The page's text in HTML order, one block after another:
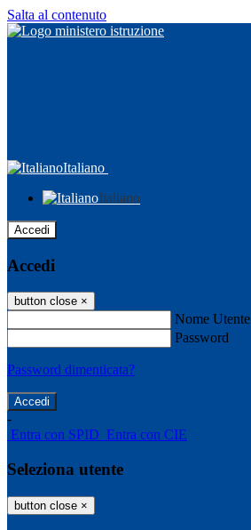
Salta al contenuto
Italiano
Italiano
Accedi
Accedi
button close ×
Nome Utente
Password
Password dimenticata?
-
Entra con SPID Entra con CIE
Seleziona utente
button close ×